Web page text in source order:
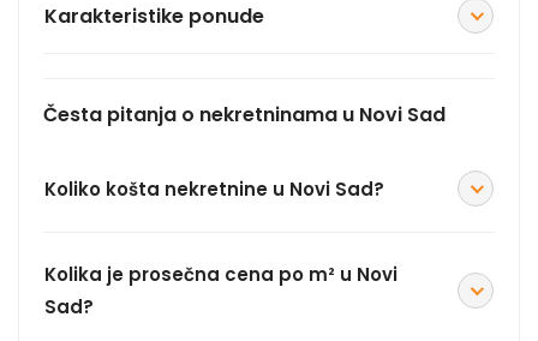
Karakteristike ponude
Česta pitanja o nekretninama u Novi Sad
Koliko košta nekretnine u Novi Sad?
Kolika je prosečna cena po m² u Novi
Sad?